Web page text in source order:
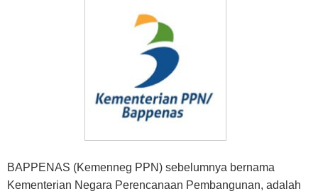
BAPPENAS (Kemenneg PPN) sebelumnya bernama
Kementerian Negara Perencanaan Pembangunan, adalah